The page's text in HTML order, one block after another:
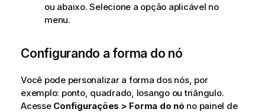
ou abaixo. Selecione a opção aplicável no
menu.
Configurando a forma do nó
Você pode personalizar a forma dos nós, por
exemplo: ponto, quadrado, losango ou triângulo.
Acesse Configurações > Forma do nó no painel de